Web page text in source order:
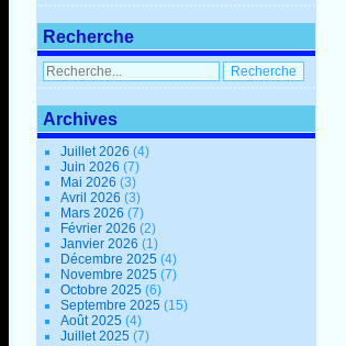
Recherche
Archives
Juillet 2026(4)
Juin 2026(7)
Mai 2026(3)
Avril 2026(3)
Mars 2026(7)
Février 2026(2)
Janvier 2026(1)
Décembre 2025(4)
Novembre 2025(7)
Octobre 2025(6)
Septembre 2025(15)
Août 2025(4)
Juillet 2025(7)